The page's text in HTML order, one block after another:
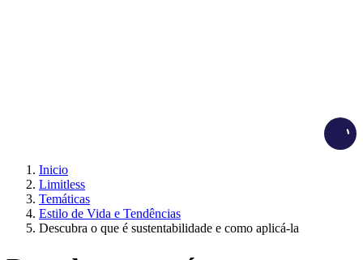
Inicio
Limitless
Temáticas
Estilo de Vida e Tendências
Descubra o que é sustentabilidade e como aplicá-la